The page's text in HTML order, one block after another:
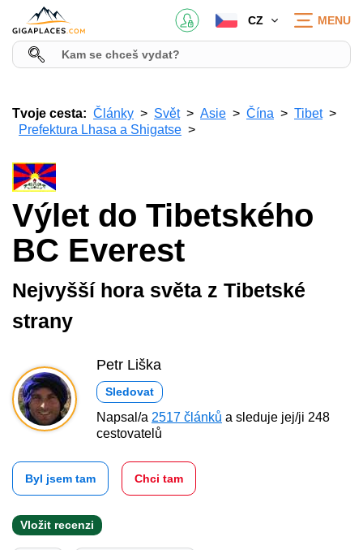
CZ MENU
Tvoje cesta: Články Svět Asie Čína
Tibet
Prefektura Lhasa a Shigatse
Výlet do Tibetského
BC Everest
Nejvyšší hora světa z Tibetské
strany
Petr Liška
Sledovat
Napsal/a 2517 článků a sleduje jej/ji 248
cestovatelů
Byl jsem tam Chci tam
Vložit recenzi